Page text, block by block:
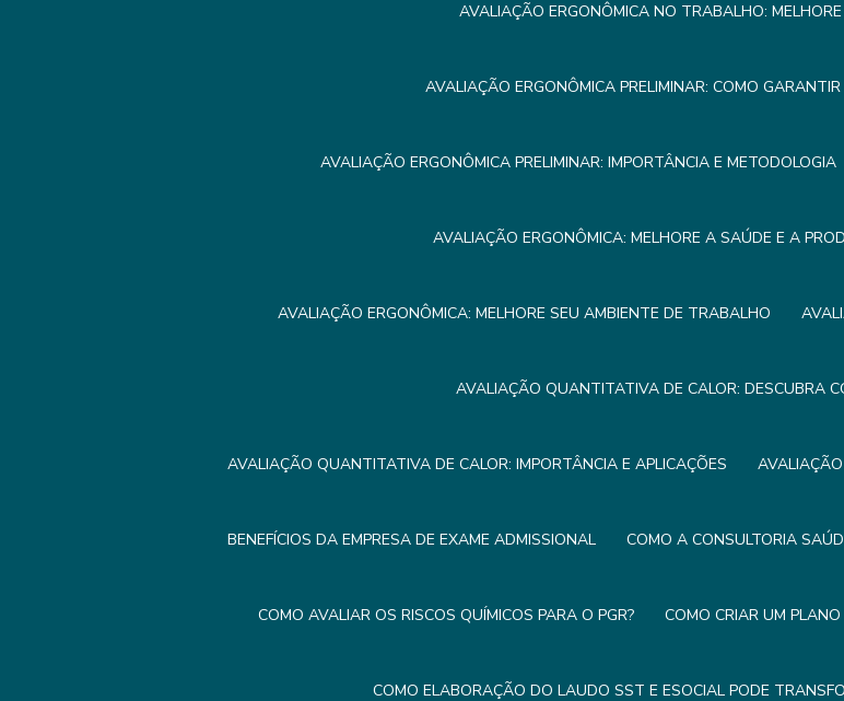
AVALIAÇÃO ERGONÔMICA NO TRABALHO:
AVALIAÇÃO ERGONÔMICA PRELIMINAR: COMO
AVALIAÇÃO ERGONÔMICA PRELIMINAR: IMPORTÂNCIA E METODOLOGIA
AVALIAÇÃO ERGONÔMICA: MELHORE A SAÚDE E A
AVALIAÇÃO ERGONÔMICA: MELHORE SEU AMBIENTE DE TRABALHO
AVALIAÇÃO QUANTITATIVA DE CALOR: DESCUBRA
AVALIAÇÃO QUANTITATIVA DE CALOR: IMPORTÂNCIA E APLICAÇÕES
BENEFÍCIOS DA EMPRESA DE EXAME ADMISSIONAL COMO A CONSULTORIA
COMO AVALIAR OS RISCOS QUÍMICOS PARA O PGR? COMO CRIAR UM
COMO ELABORAÇÃO DO LAUDO SST E ESOCIAL PODE